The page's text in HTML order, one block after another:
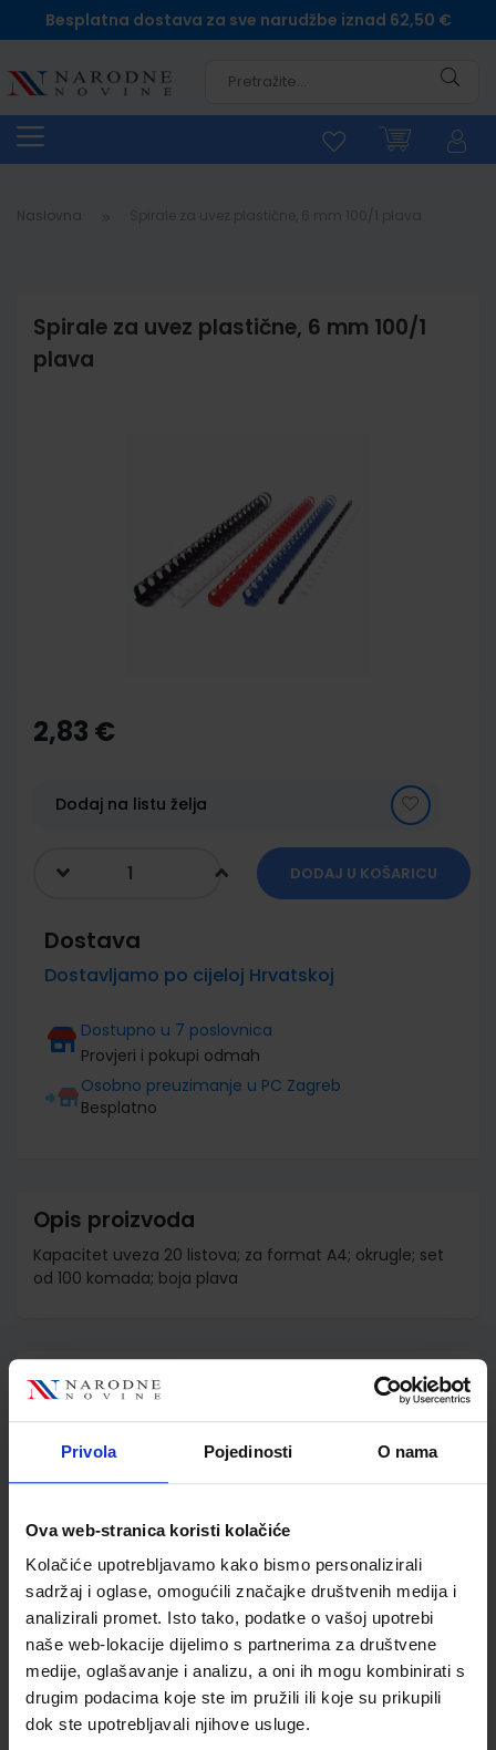
Privola Pojedinosti O nama
Ova web-stranica koristi kolačiće
Kolačiće upotrebljavamo kako bismo personalizirali
sadržaj i oglase, omogućili značajke društvenih medija i
analizirali promet. Isto tako, podatke o vašoj upotrebi
naše web-lokacije dijelimo s partnerima za društvene
medije, oglašavanje i analizu, a oni ih mogu kombinirati s
drugim podacima koje ste im pružili ili koje su prikupili
dok ste upotrebljavali njihove usluge.
Besplatna dostava za sve narudžbe iznad 62,50 €
Naslovna
Spirale za uvez plastične, 6 mm 100/1
plava
the
beginning
gallery
2,83 €
Dodaj na listu želja
DODAJ U KOŠARICU
Dostava
Dostavljamo po cijeloj Hrvatskoj
Dostupno u 7 poslovnica
Provjeri i pokupi odmah
Osobno preuzimanje u PC Zagreb
Besplatno
Opis proizvoda
Kapacitet uveza 20 listova; za format A4; okrugle; set
od 100 komada; boja plava
Detalji proizvoda
Šifra proizvoda
520616
Jedinična mjera
kut
Newsletter prijava